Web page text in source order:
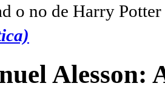
o no de Harry
Alesson: